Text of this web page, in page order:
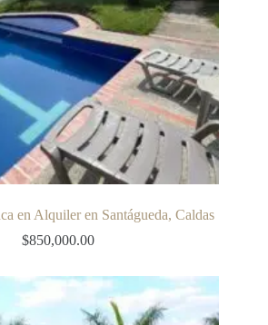
en Alquiler en Santágueda, Caldas
$850,000.00